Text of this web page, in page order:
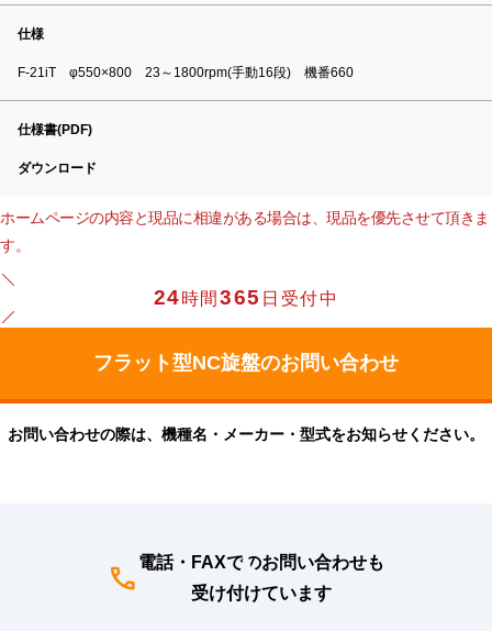
仕様
F-21iT φ550×800 23～1800rpm(手動16段) 機番660
仕様書(PDF)
ダウンロード
ホームページの内容と現品に相違がある場合は、現品を優先させて頂きま
す。
24時間365 日受付中
お問い合わせの際は、機種名・メーカー・型式をお知らせください。
電話・FAXでのお問い合わせも
受け付けています